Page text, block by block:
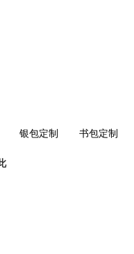
银包定制 书包定制